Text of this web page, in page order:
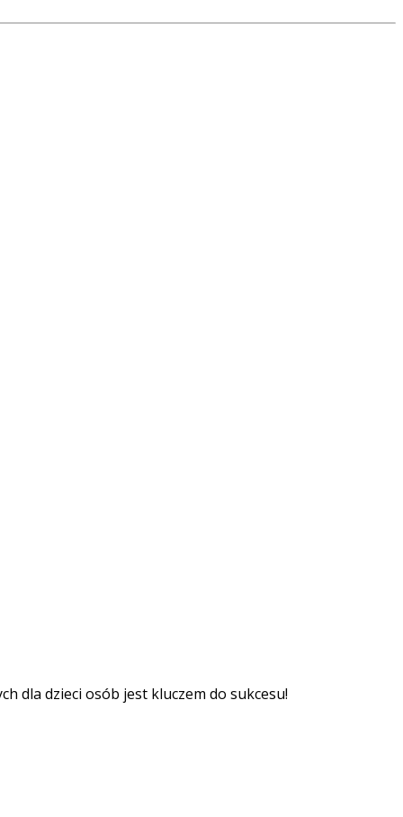
dla dzieci osób jest kluczem do sukcesu!